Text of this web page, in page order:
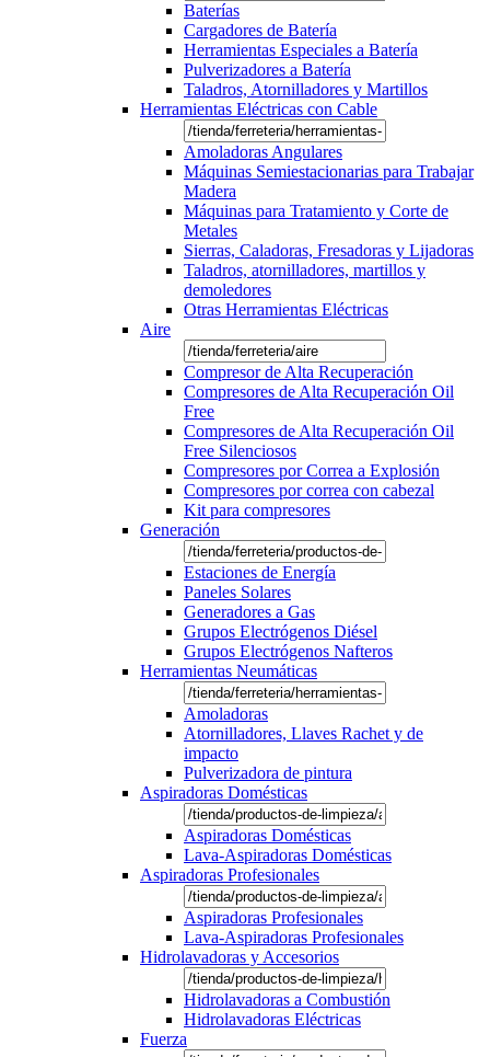
Baterías
Cargadores de Batería
Herramientas Especiales a Batería
Pulverizadores a Batería
Taladros, Atornilladores y Martillos
Herramientas Eléctricas con Cable
Amoladoras Angulares
Máquinas Semiestacionarias para Trabajar
Madera
Máquinas para Tratamiento y Corte de
Metales
Sierras, Caladoras, Fresadoras y Lijadoras
Taladros, atornilladores, martillos y
demoledores
Otras Herramientas Eléctricas
Aire
Compresor de Alta Recuperación
Compresores de Alta Recuperación Oil
Free
Compresores de Alta Recuperación Oil
Free Silenciosos
Compresores por Correa a Explosión
Compresores por correa con cabezal
Kit para compresores
Generación
Estaciones de Energía
Paneles Solares
Generadores a Gas
Grupos Electrógenos Diésel
Grupos Electrógenos Nafteros
Herramientas Neumáticas
Amoladoras
Atornilladores, Llaves Rachet y de
impacto
Pulverizadora de pintura
Aspiradoras Domésticas
Aspiradoras Domésticas
Lava-Aspiradoras Domésticas
Aspiradoras Profesionales
Aspiradoras Profesionales
Lava-Aspiradoras Profesionales
Hidrolavadoras y Accesorios
Hidrolavadoras a Combustión
Hidrolavadoras Eléctricas
Fuerza